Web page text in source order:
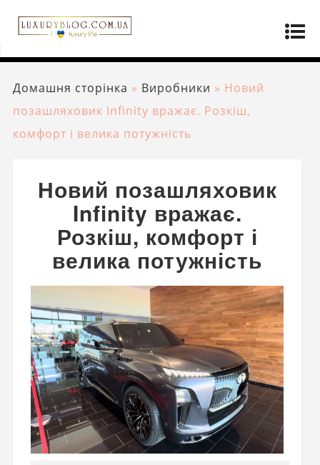
Домашня сторінка » Виробники » Новий
позашляховик Infinity вражає. Розкіш,
комфорт і велика потужність
Новий позашляховик
Infinity вражає.
Розкіш, комфорт і
велика потужність